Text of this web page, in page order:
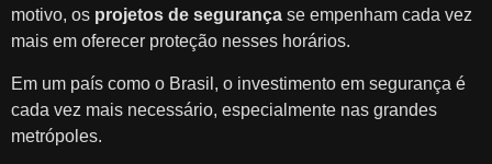
motivo, os projetos de segurança se empenham cada vez
mais em oferecer proteção nesses horários.
Em um país como o Brasil, o investimento em segurança é
cada vez mais necessário, especialmente nas grandes
metrópoles.